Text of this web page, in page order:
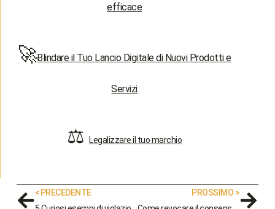
efficace
🚀Blindare il Tuo Lancio Digitale di Nuovi Prodotti e
Servizi
⚖️Legalizzare il tuo marchio
< PRECEDENTE
PROSSIMO >